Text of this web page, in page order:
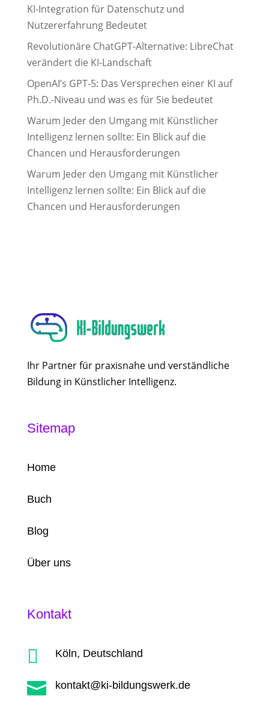
KI-Integration für Datenschutz und
Nutzererfahrung Bedeutet
Revolutionäre ChatGPT-Alternative: LibreChat
verändert die KI-Landschaft
OpenAI’s GPT-5: Das Versprechen einer KI auf
Ph.D.-Niveau und was es für Sie bedeutet
Warum Jeder den Umgang mit Künstlicher
Intelligenz lernen sollte: Ein Blick auf die
Chancen und Herausforderungen
Warum Jeder den Umgang mit Künstlicher
Intelligenz lernen sollte: Ein Blick auf die
Chancen und Herausforderungen
Ihr Partner für praxisnahe und verständliche
Bildung in Künstlicher Intelligenz.
Sitemap
Home
Buch
Blog
Über uns
Kontakt
 Köln, Deutschland
 kontakt@ki-bildungswerk.de